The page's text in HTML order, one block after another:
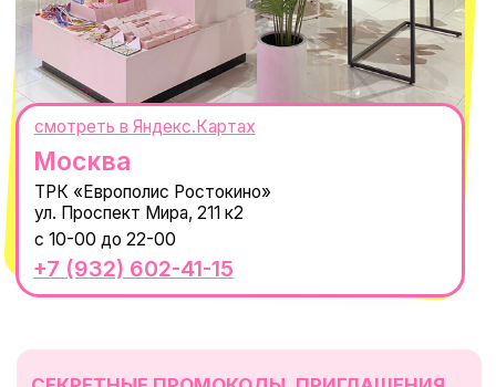
ИП Проворный Алексей Алексеевич
ИНН 667114098580
ОГРНИП 320665800076581
Telegram
WhatsApp
8 800 550-06-92
macrocosm_store@mail.ru
КОНТАКТЫ
© 2021-2025 Macrocosm ®
Оферта
Пользовательское соглашение
Политика обработки персональных
данных